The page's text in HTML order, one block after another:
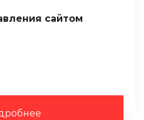
сайтом